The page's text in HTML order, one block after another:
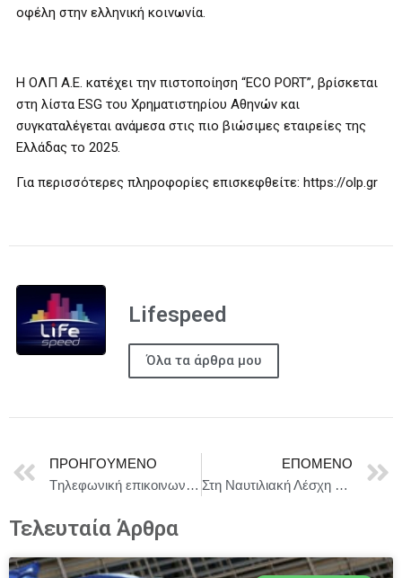
οφέλη στην ελληνική κοινωνία.
Η ΟΛΠ Α.Ε. κατέχει την πιστοποίηση “ECO PORT”, βρίσκεται
στη λίστα ESG του Χρηματιστηρίου Αθηνών και
συγκαταλέγεται ανάμεσα στις πιο βιώσιμες εταιρείες της
Ελλάδας το 2025.
Για περισσότερες πληροφορίες επισκεφθείτε: https://olp.gr
Lifespeed
Όλα τα άρθρα μου
ΠΡΟΗΓΟΎΜΕΝΟ
Tηλεφωνική επικοινωνία του Πρωθυπουργού Κυριάκου Μητσοτάκη με τον Πρόεδρο της Κυπριακής Δημοκρατίας Νίκο Χριστοδουλίδη
ΕΠΌΜΕΝΟ
Στη Ναυτιλιακή Λέσχη Πειραιώς ο φιλοφιλόσοφος και συγγραφέας κος Στέλιος Ράμφος
Τελευταία Άρθρα